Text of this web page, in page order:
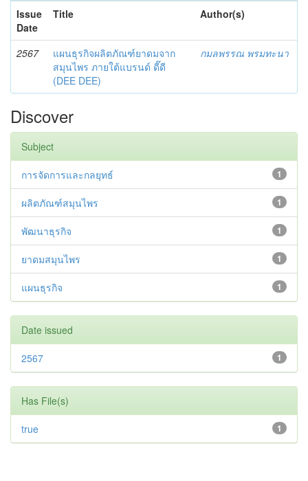
Issue
Date
Title Author(s)
2567
แผนธุรกิจผลิตภัณฑ์ยาดมจาก
สมุนไพร ภายใต้แบรนด์ ดี๊ดี
(DEE DEE)
กมลพรรณ พรมทะนา
Discover
Subject
1
การจัดการและกลยุทธ์
1
ผลิตภัณฑ์สมุนไพร
1
พัฒนาธุรกิจ
1
ยาดมสมุนไพร
1
แผนธุรกิจ
Date issued
1
2567
Has File(s)
1
true